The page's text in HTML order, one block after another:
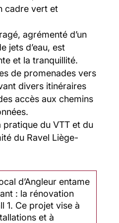
cadre vert et
agrémenté d’un
jets d’eau, est
et la tranquillité.
de promenades vers
divers itinéraires
accès aux chemins
pratique du VTT et du
du Ravel Liège-
d’Angleur entame
: la rénovation
1. Ce projet vise à
et à